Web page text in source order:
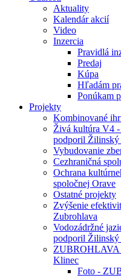
Aktuality
Kalendár akcií
Video
Inzercia
Pravidlá
Predaj
Kúpa
Hľadám
Ponúkam
Projekty
Kombinované
Živá kultúra V4 -
podporil Žilinský
Vybudovanie
Cezhraničná
Ochrana
spoločnej Orave
Ostatné projekty
Zvýšenie
Zubrohlava
Vodozádržné
podporil Žilinský
ZUBROHLAVA
Klinec
Foto -